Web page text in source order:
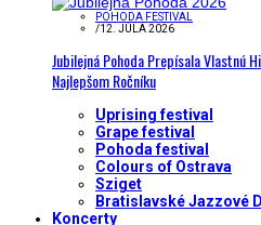
POHODA FESTIVAL
/12. JÚLA 2026
Jubilejná Pohoda Prepísala Vlastnú
Najlepšom Ročníku
Uprising festival
Grape festival
Pohoda festival
Colours of Ostrava
Sziget
Bratislavské Jazzové
Koncerty